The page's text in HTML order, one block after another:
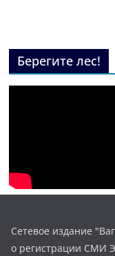
Берегите лес!
Сетевое издание
о регистрации СМИ